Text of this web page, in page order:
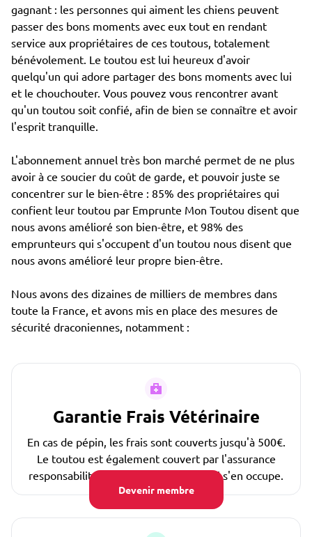
Devenir membre
gagnant : les personnes qui aiment les chiens peuvent
passer des bons moments avec eux tout en rendant
service aux propriétaires de ces toutous, totalement
bénévolement. Le toutou est lui heureux d'avoir
quelqu'un qui adore partager des bons moments avec lui
et le chouchouter. Vous pouvez vous rencontrer avant
qu'un toutou soit confié, afin de bien se connaître et avoir
l'esprit tranquille.
L'abonnement annuel très bon marché permet de ne plus
avoir à ce soucier du coût de garde, et pouvoir juste se
concentrer sur le bien-être : 85% des propriétaires qui
confient leur toutou par Emprunte Mon Toutou disent que
nous avons amélioré son bien-être, et 98% des
emprunteurs qui s'occupent d'un toutou nous disent que
nous avons amélioré leur propre bien-être.
Nous avons des dizaines de milliers de membres dans
toute la France, et avons mis en place des mesures de
sécurité draconiennes, notamment :
Garantie Frais Vétérinaire
En cas de pépin, les frais sont couverts jusqu'à 500€.
Le toutou est également couvert par l'assurance
responsabilité civile de la personne qui s'en occupe.